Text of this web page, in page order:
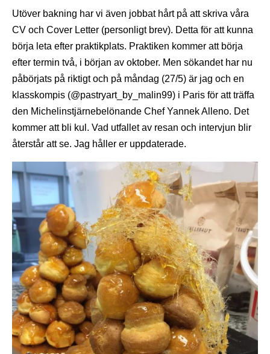
Utöver bakning har vi även jobbat hårt på att skriva våra
CV och Cover Letter (personligt brev). Detta för att kunna
börja leta efter praktikplats. Praktiken kommer att börja
efter termin två, i början av oktober. Men sökandet har nu
påbörjats på riktigt och på måndag (27/5) är jag och en
klasskompis (@pastryart_by_malin99) i Paris för att träffa
den Michelinstjärnebelönande Chef Yannek Alleno. Det
kommer att bli kul. Vad utfallet av resan och intervjun blir
återstår att se. Jag håller er uppdaterade.